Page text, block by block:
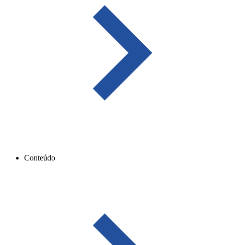
Conteúdo